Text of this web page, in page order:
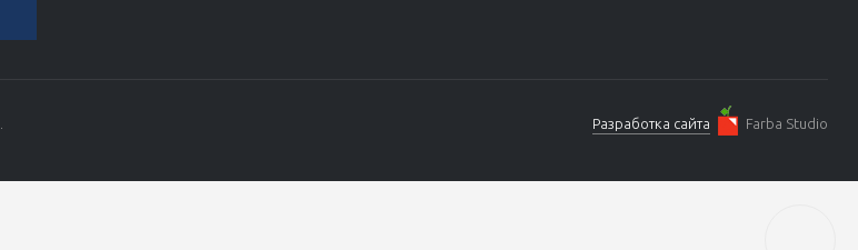
Разработка сайта Farba Studio